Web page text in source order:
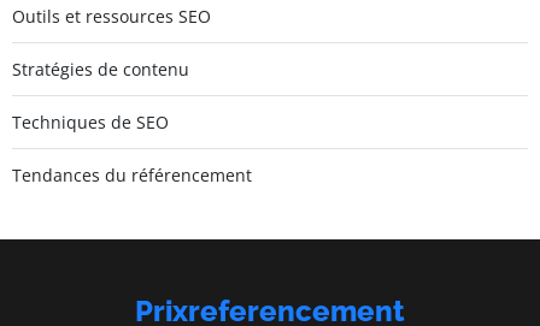
Outils et ressources SEO
Stratégies de contenu
Techniques de SEO
Tendances du référencement
Prixreferencement